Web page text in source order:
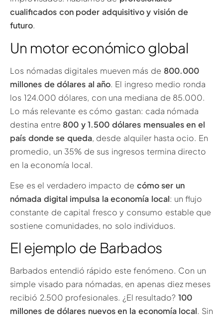
cualificados con poder adquisitivo y visión de
futuro.
Un motor económico global
Los nómadas digitales mueven más de 800.000
millones de dólares al año. El ingreso medio ronda
los 124.000 dólares, con una mediana de 85.000.
Lo más relevante es cómo gastan: cada nómada
destina entre 800 y 1.500 dólares mensuales en el
país donde se queda, desde alquiler hasta ocio. En
promedio, un 35% de sus ingresos termina directo
en la economía local.
Ese es el verdadero impacto de cómo ser un
nómada digital impulsa la economía local: un flujo
constante de capital fresco y consumo estable que
sostiene comunidades, no solo individuos.
El ejemplo de Barbados
Barbados entendió rápido este fenómeno. Con un
simple visado para nómadas, en apenas diez meses
recibió 2.500 profesionales. ¿El resultado?100
millones de dólares nuevos en la economía local. Sin